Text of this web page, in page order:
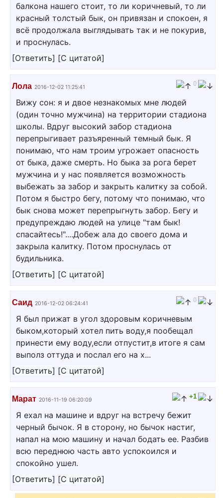
балкона нашего стоит, то ли коричневый, то ли
красный толстый бык, он привязан и спокоен, я
всё продолжала выглядывать так и не покурив,
и проснулась.
[Ответить] [С цитатой]
Лола 2016-12-02 11:25:41 0
Вижу сон: я и двое незнакомых мне людей
(один точно мужчина) на территории стадиона
школы. Вдруг высокий забор стадиона
перепрыгивает разъяренный темный бык. Я
понимаю, что нам троим угрожает опасность
от быка, даже смерть. Но быка за рога берет
мужчина и у нас появляется возможность
выбежать за забор и закрыть калитку за собой.
Потом я быстро бегу, потому что понимаю, что
бык снова может перепрыгнуть забор. Бегу и
предупреждаю людей на улице "там бык!
спасайтесь!"....Добеж ала до своего дома и
закрыла калитку. Потом проснулась от
будильника.
[Ответить] [С цитатой]
Саид 2016-12-02 06:24:41 0
Я был прижат в угол здоровым коричневым
быком,который хотел пить воду,я пообещал
принести ему воду,если отпустит,в итоге я сам
выполз оттуда и послал его на х...
[Ответить] [С цитатой]
Марат 2016-11-19 06:20:09 +1
Я ехал на машине и вдруг на встречу бежит
черный бычок. Я в сторону, но бычок настиг,
напал на мою машину и начал бодать ее. Разбив
всю переднюю часть авто успокоился и
спокойно ушел.
[Ответить] [С цитатой]